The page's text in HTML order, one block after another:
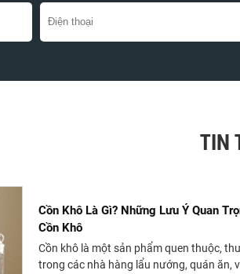
TIN
Cồn Khô Là Gì? Những Lưu Ý Quan
Cồn Khô
Cồn khô là một sản phẩm quen thuộc,
trong các nhà hàng lẩu nướng, quán ăn,